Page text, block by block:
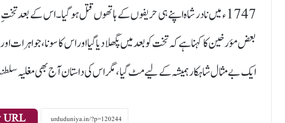
1747ء میں نادر شاہ اپنے ہی حریفوں کے ہاتھوں قتل ہو گیا۔ اس کے بعد
بعض مؤرخین کا کہنا ہے کہ تخت کو بعد میں پگھلا دیا گیا اور اس کا سونا،
ایک بے مثال شاہکار ہمیشہ کے لیے مٹ گیا، مگر اس کی داستان آج بھی مغلیہ
URL